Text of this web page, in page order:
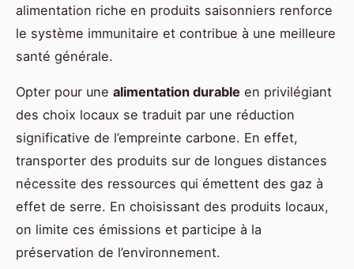
alimentation riche en produits saisonniers renforce
le système immunitaire et contribue à une meilleure
santé générale.
Opter pour une alimentation durable en privilégiant
des choix locaux se traduit par une réduction
significative de l’empreinte carbone. En effet,
transporter des produits sur de longues distances
nécessite des ressources qui émettent des gaz à
effet de serre. En choisissant des produits locaux,
on limite ces émissions et participe à la
préservation de l’environnement.